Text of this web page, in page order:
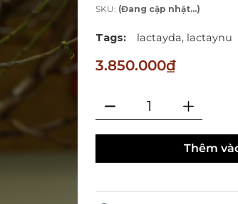
SKU: (Đang cập nhật...)
Tags: lactayda, lactaynu
3.850.000₫
Thêm